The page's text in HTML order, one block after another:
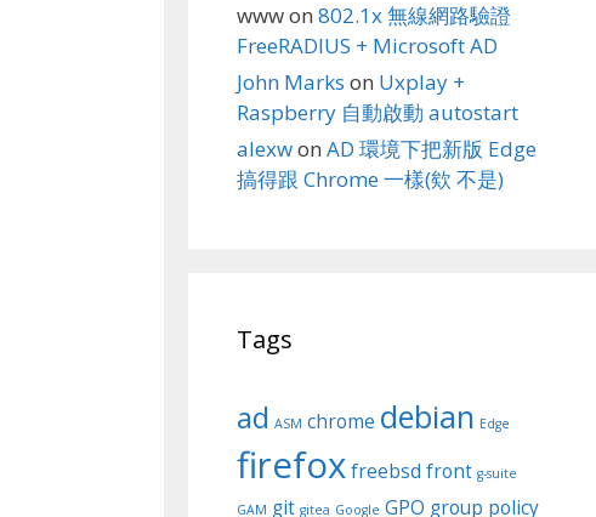
wwwon 802.1x 無線網路驗證
FreeRADIUS + Microsoft AD
John Marks on Uxplay +
Raspberry 自動啟動 autostart
alexwon AD 環境下把新版 Edge
搞得跟 Chrome 一樣(欸 不是)
Tags
ad ASM chrome debian Edge
firefoxfreebsd front g-suite
GAM git gitea Google GPO group policy